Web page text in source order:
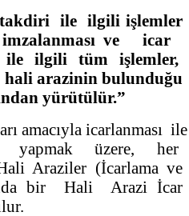
ile ilgili işlemler
imzalanması ve icar
ilgili tüm işlemler,
arazinin bulunduğu
yürütülür.”
amacıyla icarlanması ile
üzere, her
Araziler (İcarlama ve
bir Hali Arazi İcar